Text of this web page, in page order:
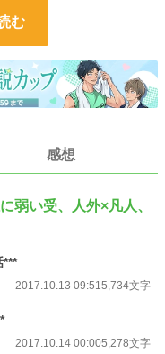
む
感想
弱い受、人外×凡人、
***
2017.10.13 09:515,734文字
2017.10.14 00:005,278文字